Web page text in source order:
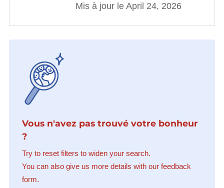
Mis à jour le April 24, 2026
Vous n'avez pas trouvé votre bonheur
?
Try to reset filters to widen your search.
You can also give us more details with our feedback
form.